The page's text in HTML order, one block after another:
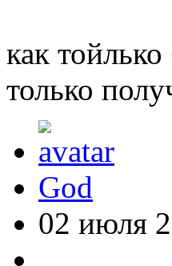
как
только
God
02 июля